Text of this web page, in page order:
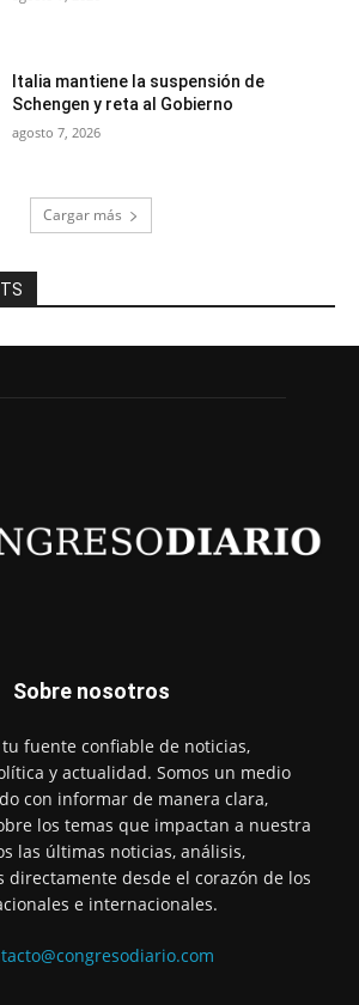
Italia mantiene la suspensión de
Schengen y reta al Gobierno
agosto 7, 2026
Cargar más
Sobre nosotros
fuente confiable de noticias,
y actualidad. Somos un medio
con informar de manera clara,
los temas que impactan a nuestra
las últimas noticias, análisis,
directamente desde el corazón de los
e internacionales.